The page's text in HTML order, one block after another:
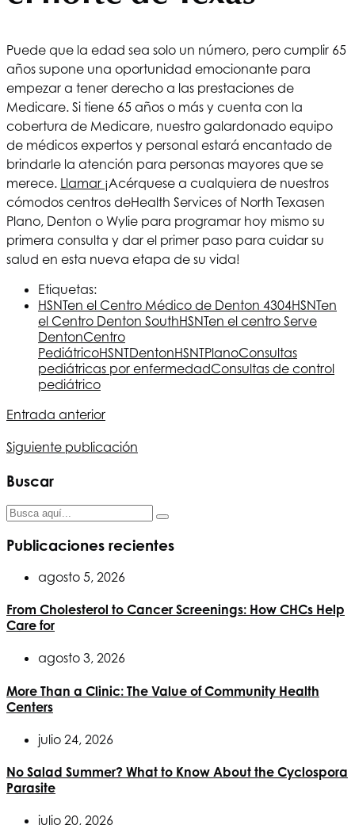
Puede que la edad sea solo un número, pero cumplir 65
años supone una oportunidad emocionante para
empezar a tener derecho a las prestaciones de
Medicare. Si tiene 65 años o más y cuenta con la
cobertura de Medicare, nuestro galardonado equipo
de médicos expertos y personal estará encantado de
brindarle la atención para personas mayores que se
merece. Llamar ¡Acérquese a cualquiera de nuestros
cómodos centros deHealth Services of North Texasen
Plano, Denton o Wylie para programar hoy mismo su
primera consulta y dar el primer paso para cuidar su
salud en esta nueva etapa de su vida!
Etiquetas:
HSNTen el Centro Médico de Denton 4304HSNTen
el Centro Denton SouthHSNTen el centro Serve
DentonCentro
PediátricoHSNTDentonHSNTPlanoConsultas
pediátricas por enfermedadConsultas de control
pediátrico
Entrada anterior
Siguiente publicación
Buscar
Publicaciones recientes
agosto 5, 2026
From Cholesterol to Cancer Screenings: How CHCs Help
Care for
agosto 3, 2026
More Than a Clinic: The Value of Community Health
Centers
julio 24, 2026
No Salad Summer? What to Know About the Cyclospora
Parasite
julio 20, 2026